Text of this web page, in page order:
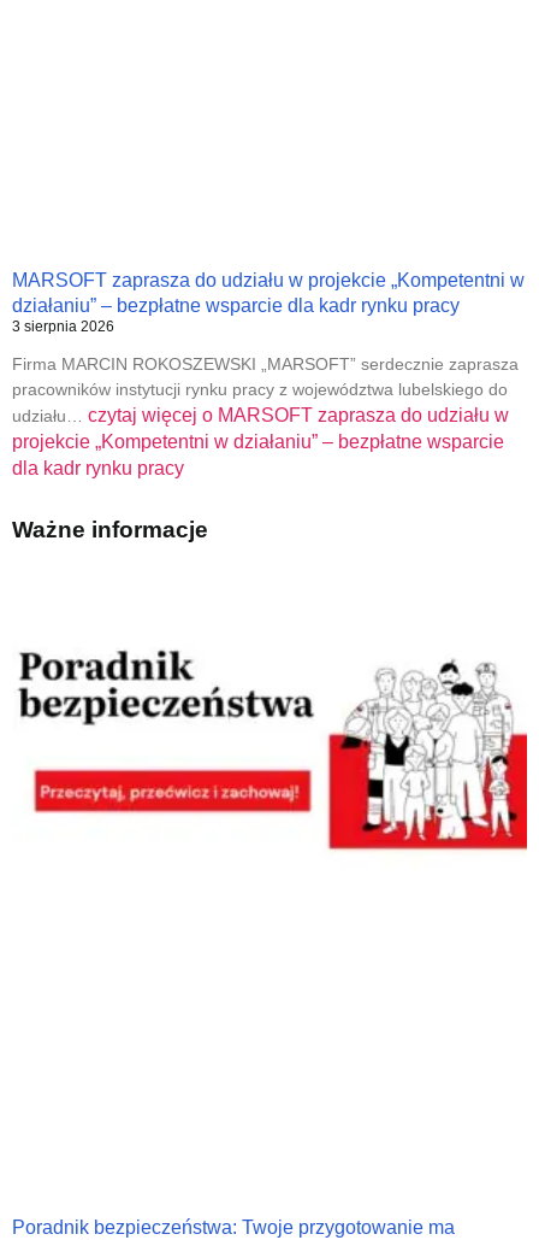
MARSOFT zaprasza do udziału w projekcie „Kompetentni w
działaniu” – bezpłatne wsparcie dla kadr rynku pracy
3 sierpnia 2026
Firma MARCIN ROKOSZEWSKI „MARSOFT” serdecznie zaprasza
pracowników instytucji rynku pracy z województwa lubelskiego do
udziału… czytaj więcej o MARSOFT zaprasza do udziału w
projekcie „Kompetentni w działaniu” – bezpłatne wsparcie
dla kadr rynku pracy
Ważne informacje
Poradnik bezpieczeństwa: Twoje przygotowanie ma